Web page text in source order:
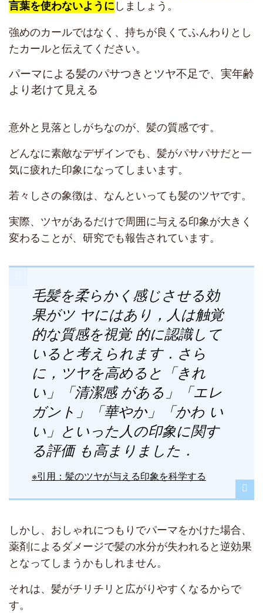
言葉を使わないようにしましょう。
強めのカールではなく、持ちが良くてふんわりとし
たカールと伝えてください。
パーマによる髪のパサつきとツヤ不足で、実年齢
より老けて見える
意外と見落としがちなのが、髪の質感です。
どんなに素敵なデザインでも、髪がパサパサだと一
気に疲れた印象になってしまいます。
若々しさの象徴は、なんといっても髪のツヤです。
実際、ツヤがあるだけで周囲に与える印象が大きく
変わることが、研究でも報告されています。
毛髪を柔らかく感じさせる効
果がツ ヤにはあり，人は触覚
的な質感を視覚 的に認識して
いると考えられます．さら
に，ツヤを高めると「きれ
い」「清潔感 がある」「エレ
ガント」「華やか」「かわ い
い」といった人の印象に関す
る評価 も高まりました．
※引用：髪のツヤが与える印象を科学する
しかし、おしゃれにつもりでパーマをかけた場合、
薬剤によるダメージで髪の水分が失われると逆効果
となってしまうかもしれません。
それは、髪がチリチリと広がりやすくなるからで
す。